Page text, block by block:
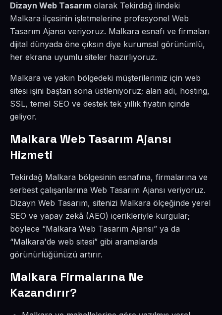
Dizayn Web Tasarım olarak Tekirdağ ilindeki
Malkara ilçesinin işletmelerine profesyonel Web
Tasarım Ajansı veriyoruz. Malkara esnafı ve firmaları
dijital dünyada öne çıksın diye kurumsal görünümlü,
her ekrana uyumlu siteler hazırlıyoruz.
Malkara ve yakın bölgedeki müşterilerimiz için web
sitesi işini baştan sona üstleniyoruz; alan adı, hosting,
SSL, temel SEO ve destek tek yıllık fiyatın içinde
geliyor.
Malkara Web Tasarım Ajansı
Hizmeti
Tekirdağ Malkara bölgesinin esnafına, firmalarına ve
serbest çalışanlarına Web Tasarım Ajansı veriyoruz.
Dizayn Web Tasarım, sitenizi Malkara ölçeğinde yerel
SEO ve yapay zekâ (AEO) içerikleriyle kurgular;
böylece “Malkara Web Tasarım Ajansı” ya da
“Malkara'de web sitesi” gibi aramalarda
görünürlüğünüzü artırır.
Malkara Firmalarına Ne
Kazandırır?